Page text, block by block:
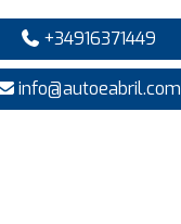
+34916371449
info@autoeabril.com